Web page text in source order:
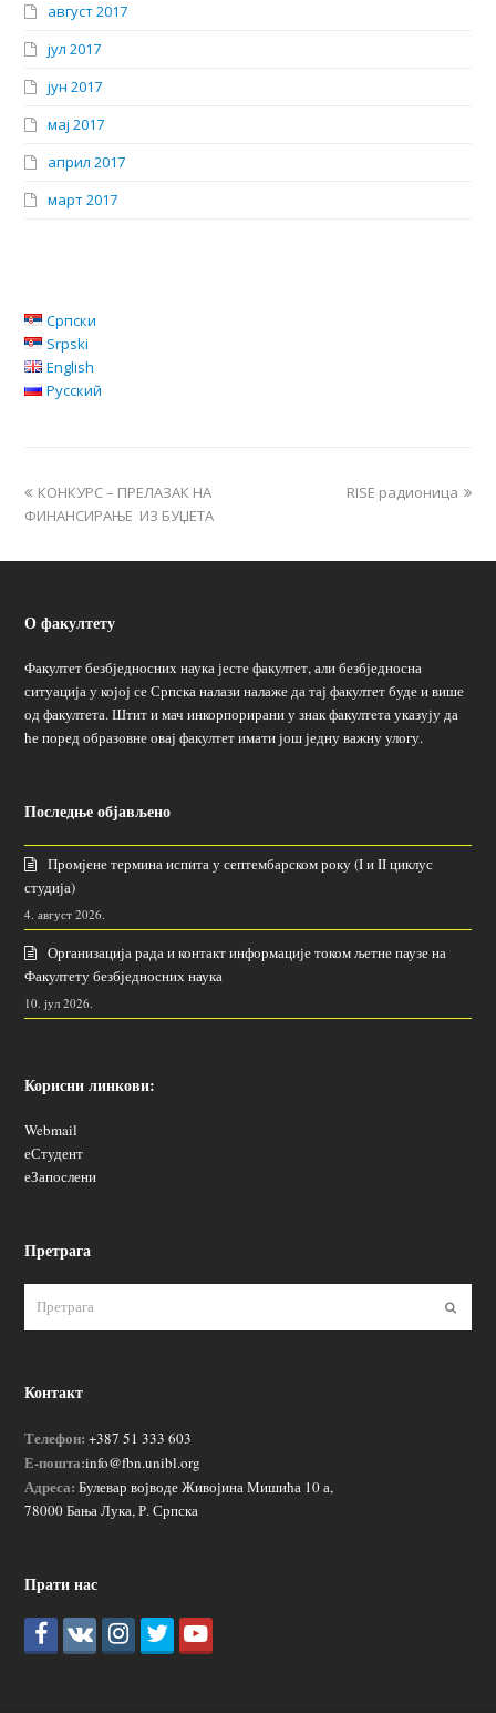
август 2017
јул 2017
јун 2017
мај 2017
април 2017
март 2017
Српски
Srpski
English
Русский
КОНКУРС – ПРЕЛАЗАК НА
ФИНАНСИРАЊЕ ИЗ БУЏЕТА
RISE радионица
О факултету
Факултет безбједносних наука јесте факултет, али безбједносна
ситуација у којој се Српска налази налаже да тај факултет буде и више
од факултета. Штит и мач инкорпорирани у знак факултета указују да
ће поред образовне овај факултет имати још једну важну улогу.
Последње објављено
Промјене термина испита у септембарском року (I и II циклус
студија)
4. август 2026.
Организација рада и контакт информације током љетне паузе на
Факултету безбједносних наука
10. јул 2026.
Корисни линкови:
Webmail
еСтудент
еЗапослени
Претрага
Контакт
Телефон: +387 51 333 603
Е-пошта:info@fbn.unibl.org
Адреса: Булевар војводе Живојина Мишића 10 а,
78000 Бања Лука, Р. Српска
Прати нас